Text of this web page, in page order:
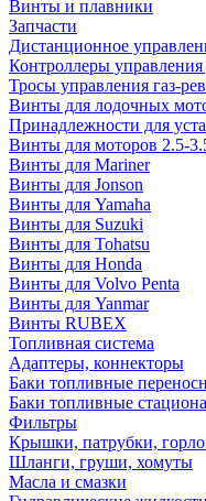
Винты и плавники
Запчасти
Дистанционное
Контроллеры управления
Тросы управления газ-
Винты для лодочных
Принадлежности для
Винты для моторов 2.5-
Винты для Mariner
Винты для Jonson
Винты для Yamaha
Винты для Suzuki
Винты для Tohatsu
Винты для Honda
Винты для Volvo Penta
Винты для Yanmar
Винты RUBEX
Топливная система
Адаптеры, коннекторы
Баки топливные
Баки топливные
Фильтры
Крышки, патрубки,
Шланги, груши, хомуты
Масла и смазки